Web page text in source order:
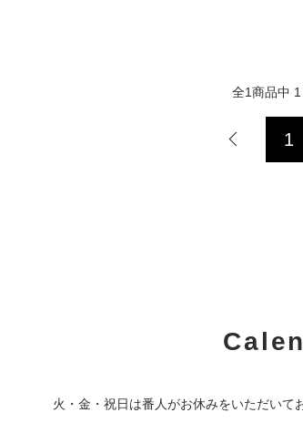
全1商品中
1
火・金・祝日は番人がお休みをいただいて